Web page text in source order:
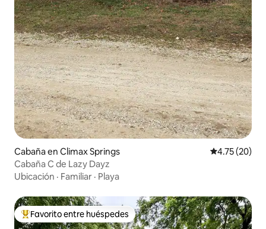
Cabaña en Climax Springs Calificación
4.75 (20)
Cabaña C de Lazy Dayz
Ubicación · Familiar · Playa
De los mejores en Favorito entre huéspedes
Favorito entre huéspedes